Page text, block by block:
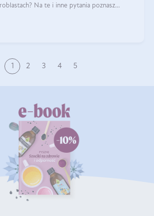
Na te i inne pytania poznasz
1 2 3 4 5